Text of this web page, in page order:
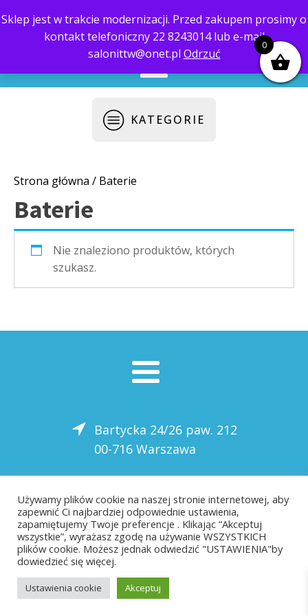
Sklep jest w trakcie modernizacji. Przed zakupem prosimy o
kontakt telefoniczny 22 8243014 lub e-mail
salonittw@onet.pl Odrzuć
biuro@saloni.pl 22 559-10-50
KATEGORIE
Strona główna / Baterie
Baterie
Nie znaleziono produktów, których
szukasz.
Bartycka 24/26 paw. 212
00-716 Warszawa
22 559-10-50
biuro@saloni.pl
Używamy plików cookie na naszej stronie internetowej, aby
zapewnić Ci najbardziej odpowiednie ustawienia,
zapamiętujemy Twoje preferencje . Klikając “Akceptuj
wszystkie”, wyrażasz zgodę na używanie WSZYSTKICH
plików cookie. Możesz jednak odwiedzić "USTAWIENIA"by
dowiedzieć się więcej.
Ustawienia cookie Akceptuj
0